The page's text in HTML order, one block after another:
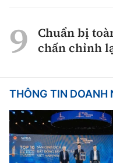
Chuẩn bị
chấn chỉnh
THÔNG TIN DOANH